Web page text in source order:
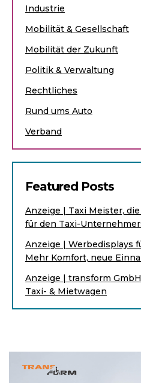
Industrie
Mobilität & Gesellschaft
Mobilität der Zukunft
Politik & Verwaltung
Rechtliches
Rund ums Auto
Verband
Featured Posts
Anzeige | Taxi Meister,
für den Taxi-
Anzeige | Werbedisplays
Mehr Komfort, neue
Anzeige | transform
Taxi- & Mietwagen